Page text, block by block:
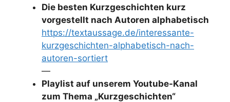
Die besten Kurzgeschichten kurz
vorgestellt nach Autoren alphabetisch
https://textaussage.de/interessante-
kurzgeschichten-alphabetisch-nach-
autoren-sortiert
—
Playlist auf unserem Youtube-Kanal
zum Thema „Kurzgeschichten“